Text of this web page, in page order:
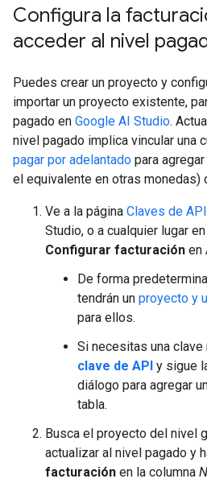
Configura la
acceder al nivel
Puedes crear un proyecto y
importar un proyecto existente,
pagado en Google AI Studio.
nivel pagado implica vincular una
pagar por adelantado para
el equivalente en otras monedas)
Ve a la página Claves de API
Studio, o a cualquier lugar
Configurar facturación en
De forma
tendrán un proyecto y
para ellos.
Si necesitas una clave
clave de API y sigue
diálogo para agregar
tabla.
Busca el proyecto del nivel
actualizar al nivel pagado y
facturación en la columna